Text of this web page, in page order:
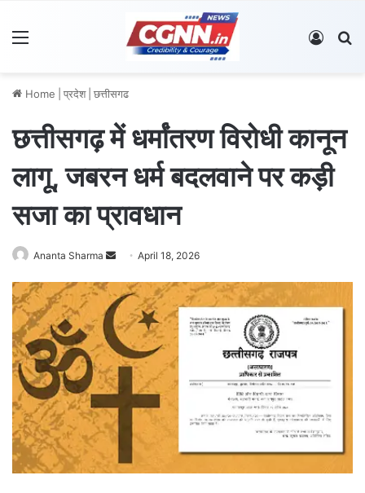
Log In
Home प्रदेश छत्तीसगढ
छत्तीसगढ़ में धर्मांतरण विरोधी कानून
लागू, जबरन धर्म बदलवाने पर कड़ी
सजा का प्रावधान
Ananta Sharma
n
d
a
n
e
m
a
i
April 18, 2026